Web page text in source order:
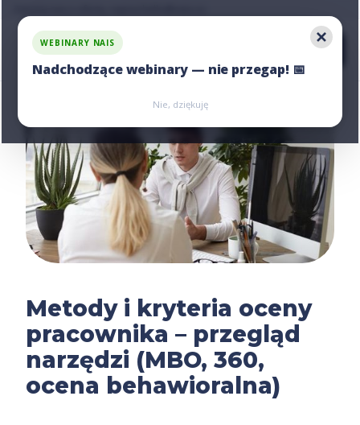
Metody i kryteria oceny
pracownika – przegląd
narzędzi (MBO, 360,
ocena behawioralna)
WEBINARY NAIS
Nadchodzące webinary — nie przegap! 📅
Zarejestruj się
Zarejestruj się
Nie, dziękuję